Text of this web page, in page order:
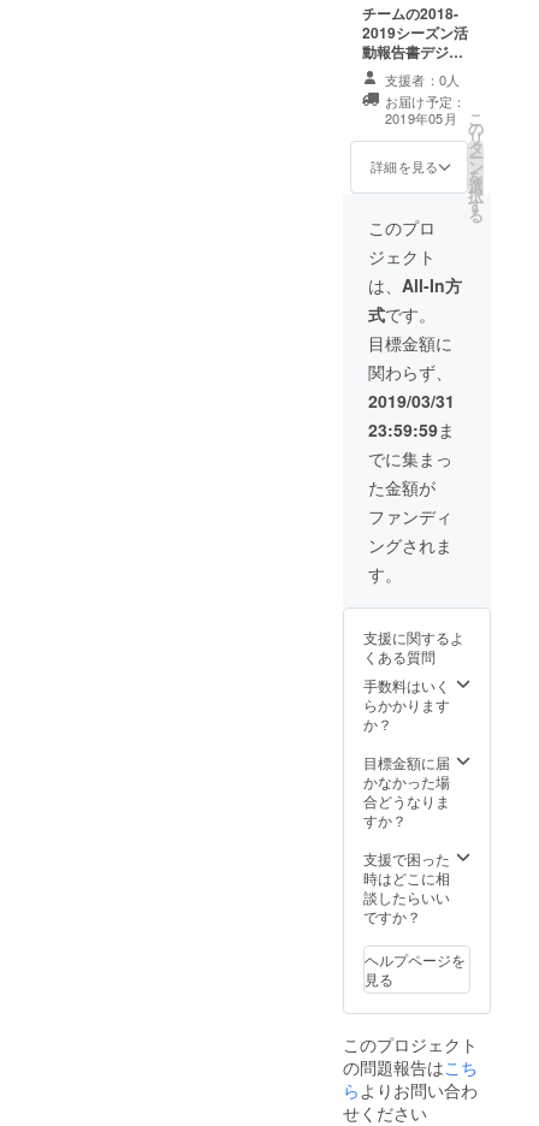
ムTシャツ / 完成
披露会ご招待
(2019年2月23日
千葉県内) /
2018-2019シー
ズン報告会
(2019年春予定
千葉県内) / ※支
援時、必ず備考
欄にご希望のお
をご記入くださ
い。記入のない
場合は
CAMPFIREの
ユーザー名を掲
載いたします。
ご了承くださ
い。また、イベ
ントへご参加頂
く際の交通費は
自己負担でお願
い致します。
チームの2018-
2019シーズン活
動報告書デジタ
ル版＋紙版 /
日々の活動状況
アップデート /
チームウェブサ
イトにてお名前
の掲載 / チーム
にてリンクの掲
載 / チームス
テッカー / チー
ムTシャツ / 完成
披露会ご招待
(2019年2月23日
千葉県内) /
2018-2019シー
ズン報告会
(2019年春予定
ムTシャツにお名
前の掲載 / ※支援
時、必ず備考欄
にご希望のお名
前及びリンクを
ご記入くださ
い。記入のない
場合は
CAMPFIREの
ユーザー名を掲
載いたします。
ご了承くださ
い。また、イベ
ントへご参加頂
く際の交通費は
自己負担でお願
支援者：0人
お届け予定：
2019年05月
詳細を見る
こ
の
リ
タ
ー
ン
を
選
択
す
る
このプロ
ジェクト
は、 All-In方
式です。
目標金額に
関わらず、
2019/03/31
23:59:59ま
でに集まっ
た金額が
ファンディ
ングされま
す。
支援に関するよ
くある質問
手数料はいく
らかかります
か？
目標金額に届
かなかった場
合どうなりま
すか？
支援で困った
時はどこに相
談したらいい
ですか？
ヘルプページを
見る
このプロジェクト
の問題報告はこち
ら よりお問い合わ
せください